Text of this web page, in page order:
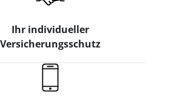
Ihr individueller
Versicherungsschutz